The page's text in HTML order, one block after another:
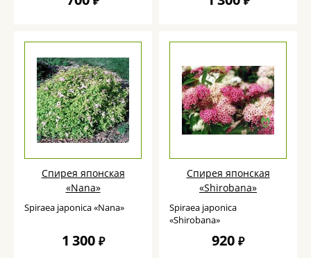
Спирея японская
«Nana»
Spiraea japonica «Nana»
1 300 ₽
Спирея японская
«Shirobana»
Spiraea japonica
«Shirobana»
920 ₽